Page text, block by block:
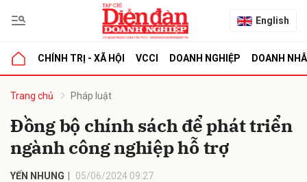
English
CHÍNH TRỊ - XÃ HỘI VCCI DOANH NGHIỆP DOANH
Trang chủ Pháp luật
Đồng bộ chính sách để phát triển
ngành công nghiệp hỗ trợ
YẾN NHUNG 05/06/2024 09:27
luận